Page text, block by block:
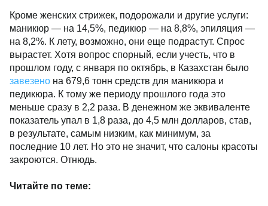
Кроме женских стрижек, подорожали и другие услуги:
маникюр — на 14,5%, педикюр — на 8,8%, эпиляция —
на 8,2%. К лету, возможно, они еще подрастут. Спрос
вырастет. Хотя вопрос спорный, если учесть, что в
прошлом году, с января по октябрь, в Казахстан было
завезено на 679,6 тонн средств для маникюра и
педикюра. К тому же периоду прошлого года это
меньше сразу в 2,2 раза. В денежном же эквиваленте
показатель упал в 1,8 раза, до 4,5 млн долларов, став,
в результате, самым низким, как минимум, за
последние 10 лет. Но это не значит, что салоны красоты
закроются. Отнюдь.
Читайте по теме: